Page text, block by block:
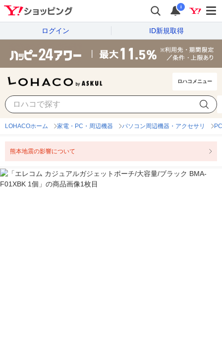
i
ログイン ID新規取得
ロハコメニュー
LOHACOホーム 家電・PC・周辺機器 パソコン周辺機器・アクセサリ
熊本地震の影響について